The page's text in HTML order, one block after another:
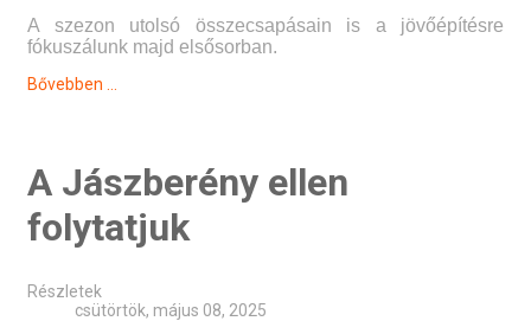
A szezon utolsó összecsapásain is a jövőépítésre
fókuszálunk majd elsősorban.
Bővebben ...
A Jászberény ellen
folytatjuk
Részletek
csütörtök, május 08, 2025